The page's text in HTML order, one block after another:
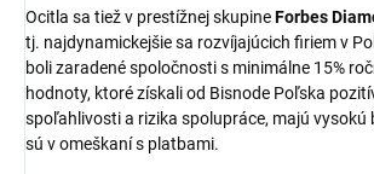
Ocitla sa tiež v prestížnej skupineForbes
tj. najdynamickejšie sa rozvíjajúcich firiem v
boli zaradené spoločnosti s minimálne 15%
hodnoty, ktoré získali od Bisnode Poľska
spoľahlivosti a rizika spolupráce, majú vysokú
sú v omeškaní s platbami.